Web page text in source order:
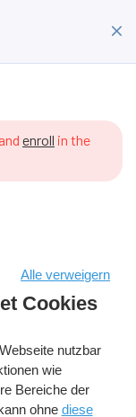
and enroll in the
Hinweis
Richtlinie
Präferenzen
Cookies
nutzbar
wie
Bereiche der
ohne diese
Alle verweigern